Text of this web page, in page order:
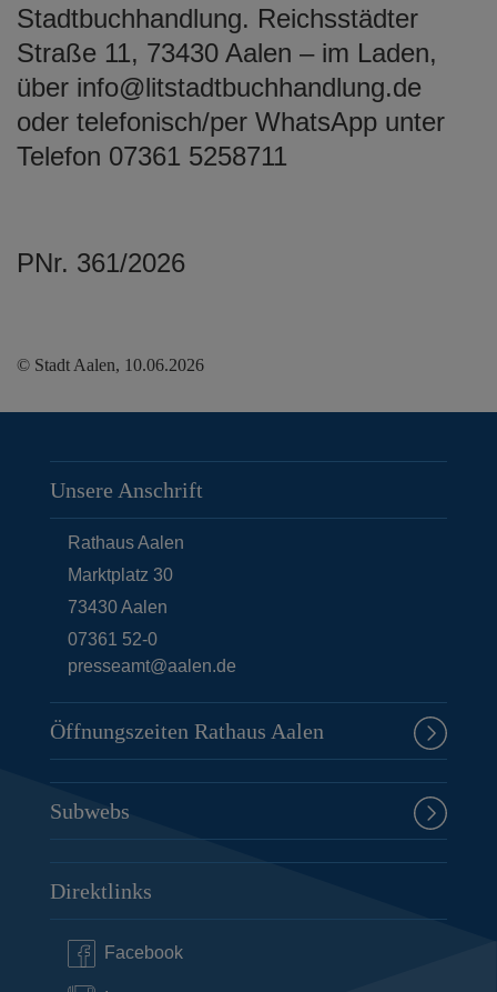
Stadtbuchhandlung. Reichsstädter
Straße 11, 73430 Aalen – im Laden,
über info@litstadtbuchhandlung.de
oder telefonisch/per WhatsApp unter
Telefon 07361 5258711
PNr. 361/2026
© Stadt Aalen, 10.06.2026
Unsere Anschrift
Rathaus Aalen
Marktplatz 30
73430Aalen
07361 52-0
presseamt@aalen.de
Öffnungszeiten Rathaus Aalen
Subwebs
Direktlinks
Facebook